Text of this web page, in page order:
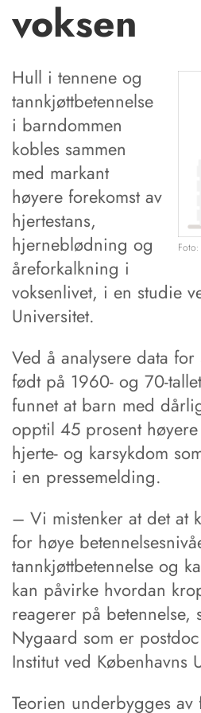
voksen
Foto:
Hull i tennene og
tannkjøttbetennelse
i barndommen
kobles sammen
med markant
høyere forekomst av
hjertestans,
hjerneblødning og
åreforkalkning i
voksenlivet, i en studie
Universitet.
Ved å analysere data
født på 1960- og 70-
funnet at barn med
opptil 45 prosent
hjerte- og karsykdom
i en pressemelding.
– Vi mistenker at det at
for høye
tannkjøttbetennelse og
kan påvirke hvordan
reagerer på betennelse,
Nygaard som er
Institut ved Københavns
Teorien underbygges